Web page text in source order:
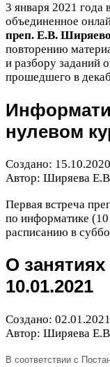
3 января 2021 года
объединенное
преп. Е.В.
повторению
и разбору заданий
прошедшего в
нулевом
Создано: 15.10.2020
Автор: Ширяева
Первая встреча
по информатике (10
расписанию в
О занятиях
10.01.2021
Создано: 02.01.2021
Автор: Ширяева
В соответствии с